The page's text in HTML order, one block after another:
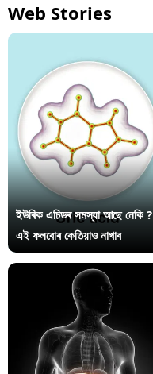
Web Stories
ইউৰিক এচিডৰ সমস্যা আছে নেকি ?
এই ফলবোৰ কেতিয়াও নাখাব